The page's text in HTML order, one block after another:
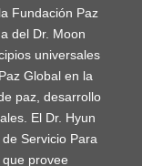
Fundación Paz
del Dr. Moon
universales
Global en la
paz, desarrollo
El Dr. Hyun
Servicio Para
provee